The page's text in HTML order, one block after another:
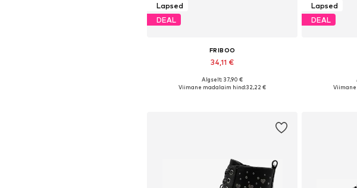
Lapsed
DEAL
FRIBOO
34,11 €
Saadaval erinevates suurustes
Algselt: 37,90 €
Viimane madalaim hind:32,22 €
Lapsed
DEAL